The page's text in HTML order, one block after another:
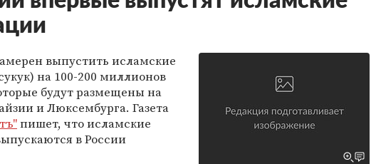
выпустить исламские
на 100-200 миллионов
будут размещены на
и Люксембурга. Газета
пишет, что исламские
в России